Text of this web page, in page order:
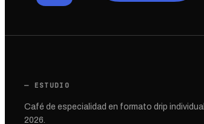
— ESTUDIO
Café de especialidad en formato drip individual.
2026.